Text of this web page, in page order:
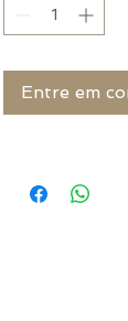
Entre em